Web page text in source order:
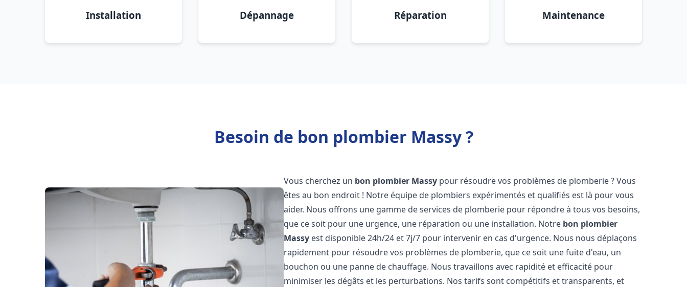
Installation Dépannage Réparation Maintenance
Besoin de bon plombier Massy ?
Vous cherchez un bon plombier Massy pour résoudre vos problèmes de plomberie ? Vous
êtes au bon endroit ! Notre équipe de plombiers expérimentés et qualifiés est là pour vous
aider. Nous offrons une gamme de services de plomberie pour répondre à tous vos besoins,
que ce soit pour une urgence, une réparation ou une installation. Notre bon plombier
Massy est disponible 24h/24 et 7j/7 pour intervenir en cas d'urgence. Nous nous déplaçons
rapidement pour résoudre vos problèmes de plomberie, que ce soit une fuite d'eau, un
bouchon ou une panne de chauffage. Nous travaillons avec rapidité et efficacité pour
minimiser les dégâts et les perturbations. Nos tarifs sont compétitifs et transparents, et